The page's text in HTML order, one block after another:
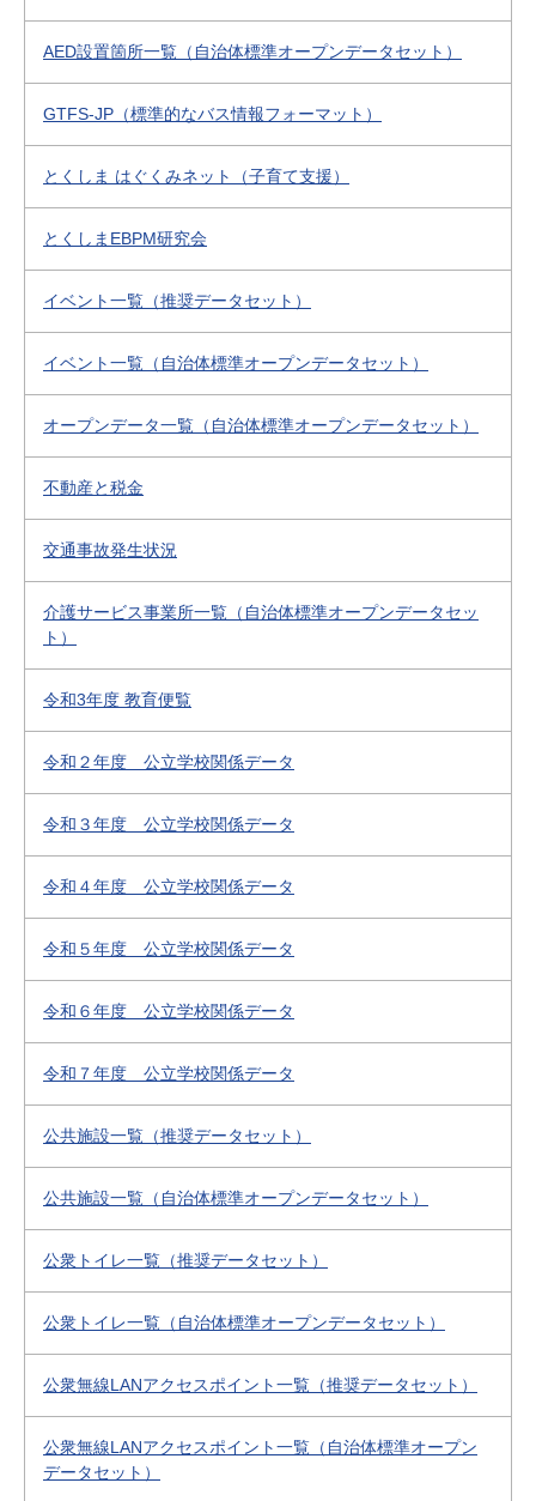
AED設置箇所一覧（自治体標準オープンデータセット）
GTFS-JP（標準的なバス情報フォーマット）
とくしま はぐくみネット（子育て支援）
とくしまEBPM研究会
イベント一覧（推奨データセット）
イベント一覧（自治体標準オープンデータセット）
オープンデータ一覧（自治体標準オープンデータセット）
不動産と税金
交通事故発生状況
介護サービス事業所一覧（自治体標準オープンデータセッ
ト）
令和3年度 教育便覧
令和２年度 公立学校関係データ
令和３年度 公立学校関係データ
令和４年度 公立学校関係データ
令和５年度 公立学校関係データ
令和６年度 公立学校関係データ
令和７年度 公立学校関係データ
公共施設一覧（推奨データセット）
公共施設一覧（自治体標準オープンデータセット）
公衆トイレ一覧（推奨データセット）
公衆トイレ一覧（自治体標準オープンデータセット）
公衆無線LANアクセスポイント一覧（推奨データセット）
公衆無線LANアクセスポイント一覧（自治体標準オープン
データセット）